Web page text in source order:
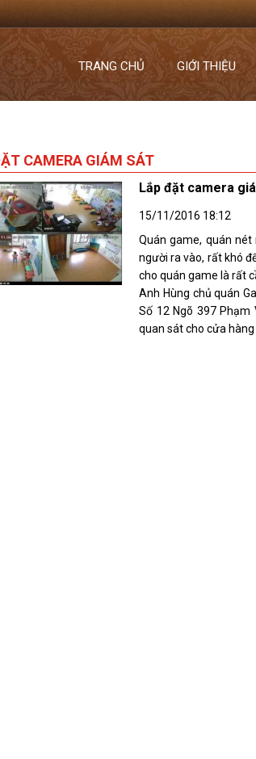
TRANG CHỦ GIỚI THIỆU
CAMERA GIÁM SÁT
Lắp đặt camera
15/11/2016 18:12
Quán game, quán
người ra vào, rất khó
cho quán game là rất
Anh Hùng chủ quán
Số 12 Ngõ 397 Phạm
quan sát cho cửa hàng